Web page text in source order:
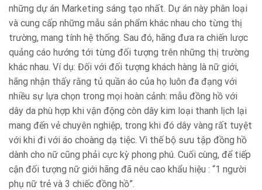
những dự án Marketing sáng tạo nhất. Dự án này phân loại
và cung cấp những mẫu sản phẩm khác nhau cho từng thị
trường, mang tính hệ thống. Sau đó, hãng đưa ra chiến lược
quảng cáo hướng tới từng đối tượng trên những thị trường
khác nhau. Ví dụ: Đối với đối tượng khách hàng là nữ giới,
hãng nhận thấy rằng tủ quần áo của họ luôn đa đạng với
nhiều sự lựa chọn trong mọi hoàn cảnh: mẫu đồng hồ với
dây da phù hợp khi vận động còn dây kim loại thanh lịch lại
mang đến vẻ chuyên nghiệp, trong khi đó dây vàng rất tuyệt
với khi đi với áo choàng dạ tiệc. Vì thế bộ sưu tập đồng hồ
dành cho nữ cũng phải cực kỳ phong phú. Cuối cùng, để tiếp
cận đối tượng nữ giới hãng đã nêu cao khẩu hiệu : “1 người
phụ nữ trẻ và 3 chiếc đồng hồ”.